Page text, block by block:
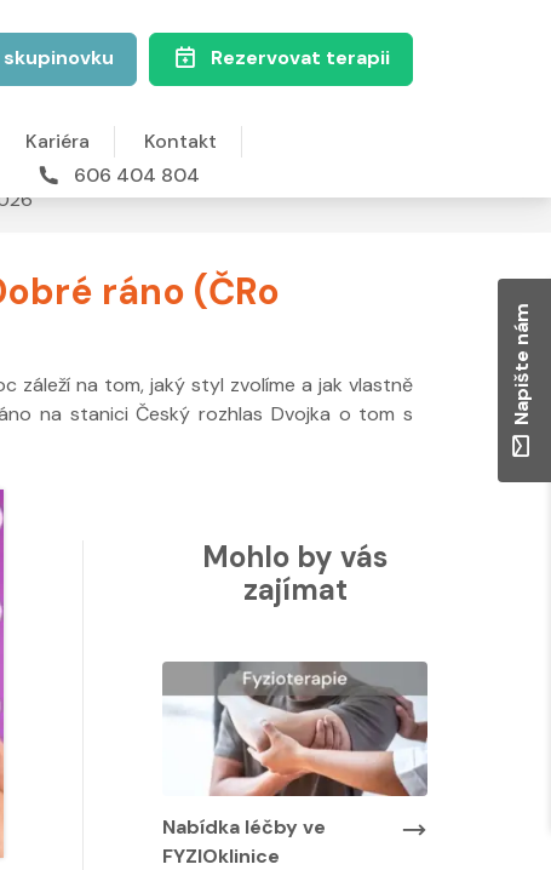
Rezervovat terapii
Kariéra
Kontakt
606 404 804
ráno (ČRo
záleží na tom, jaký styl zvolíme a jak vlastně
na stanici Český rozhlas Dvojka o tom s
Mohlo by vás
zajímat
ve
Nabídka léčby ve
FYZIOklinice
Napište nám